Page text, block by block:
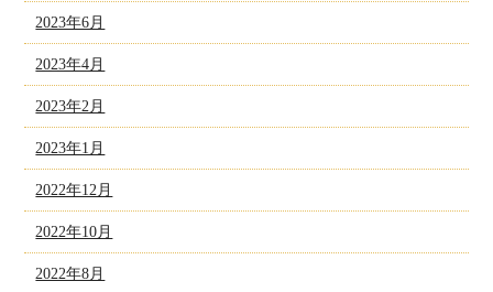
2023年6月
2023年4月
2023年2月
2023年1月
2022年12月
2022年10月
2022年8月